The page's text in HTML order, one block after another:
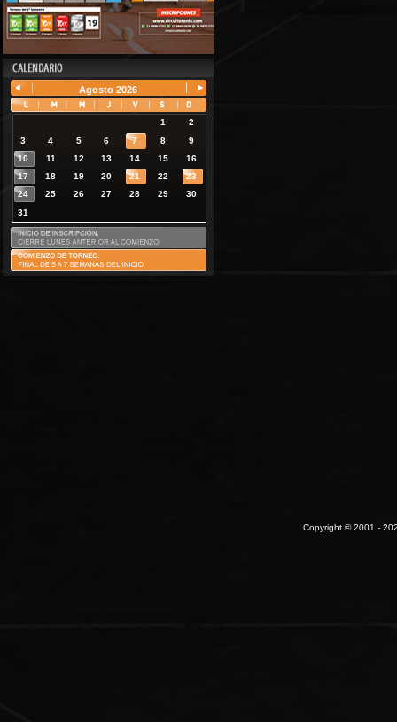
Agosto 2026
1
2
3
4 5 6 7 8
9
10
11 12 13 14 15
16
17
18 19 20 21 22
23
24
25 26 27 28 29
30
31
Copyright © 2001 -